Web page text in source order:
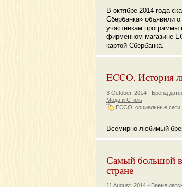
В октябре 2014 года
Сбербанка» объявили
участникам программы
фирменном магазине
картой Сбербанка.
ECCO. История
3 October, 2014 - Бренд
Мода и Стиль
ECCO социальные сети
Всемирно любимый
Самый большой в
стране
11 August, 2014 - Бренд